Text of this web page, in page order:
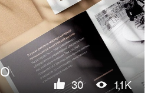
30 1,1K